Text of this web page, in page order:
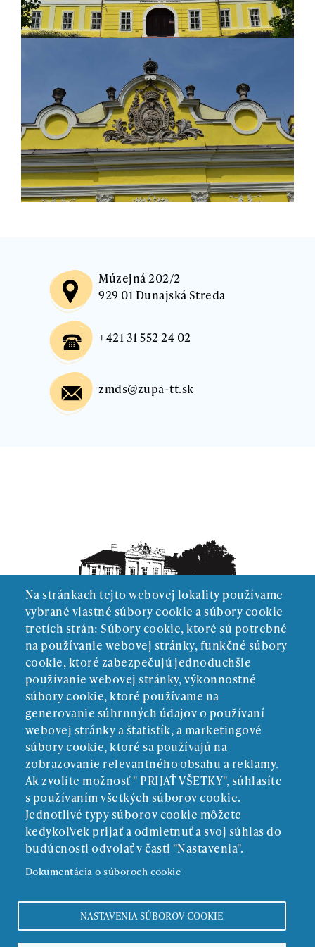
Na stránkach tejto webovej lokality používame
vybrané vlastné súbory cookie a súbory cookie
tretích strán: Súbory cookie, ktoré sú potrebné
na používanie webovej stránky, funkčné súbory
cookie, ktoré zabezpečujú jednoduchšie
používanie webovej stránky, výkonnostné
súbory cookie, ktoré používame na
generovanie súhrnných údajov o používaní
webovej stránky a štatistík, a marketingové
súbory cookie, ktoré sa používajú na
zobrazovanie relevantného obsahu a reklamy.
Ak zvolíte možnosť " PRIJAŤ VŠETKY", súhlasíte
s používaním všetkých súborov cookie.
Jednotlivé typy súborov cookie môžete
kedykoľvek prijať a odmietnuť a svoj súhlas do
budúcnosti odvolať v časti "Nastavenia".
Dokumentácia o súboroch cookie
NASTAVENIA SÚBOROV COOKIE
Múzejná 202/2
929 01 Dunajská Streda
+421 31 552 24 02
zmds@zupa-tt.sk
ZRIAĎOVATEĽ:
Povinné zverejňovanie